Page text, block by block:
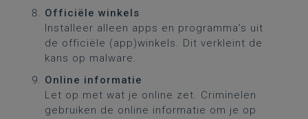
Officiële winkels
Installeer alleen apps en programma’s uit
de officiële (app)winkels. Dit verkleint de
kans op malware.
Online informatie
Let op met wat je online zet. Criminelen
gebruiken de online informatie om je op